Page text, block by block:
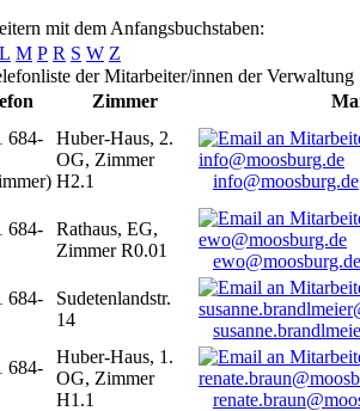
mit dem Anfangsbuchstaben:
L M P R S W Z
der Mitarbeiter/innen der Verwaltung
Zimmer
684-
Huber-Haus, 2.
OG, Zimmer
H2.1
info@moosburg.de
684-
Rathaus, EG,
Zimmer R0.01
ewo@moosburg.de
684-
Sudetenlandstr.
14
684-
Huber-Haus, 1.
OG, Zimmer
H1.1